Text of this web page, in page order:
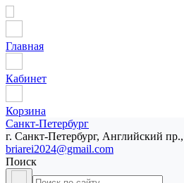
Главная
Кабинет
Корзина
Санкт-Петербург
г. Санкт-Петербург, Английский
briarei2024@gmail.com
Поиск